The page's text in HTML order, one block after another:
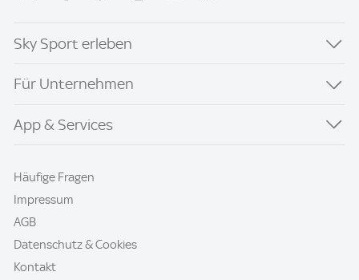
Sky Sport erleben
Für Unternehmen
App & Services
Häufige Fragen
Impressum
AGB
Datenschutz & Cookies
Kontakt